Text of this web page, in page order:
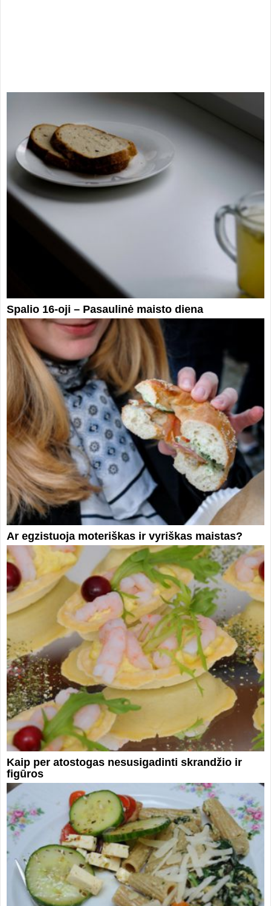
Spalio 16-oji – Pasaulinė maisto diena
Ar egzistuoja moteriškas ir vyriškas maistas?
Kaip per atostogas nesusigadinti skrandžio ir
figūros